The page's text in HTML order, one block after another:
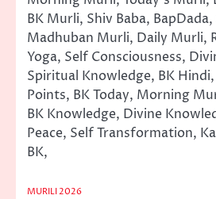
BK Murli, Shiv Baba,
Madhuban Murli, Daily Murli,
Yoga, Self Consciousness,
Spiritual Knowledge, BK
Points, BK Today, Morning
BK Knowledge, Divine
Peace, Self Transformation,
BK,
MURILI 2026